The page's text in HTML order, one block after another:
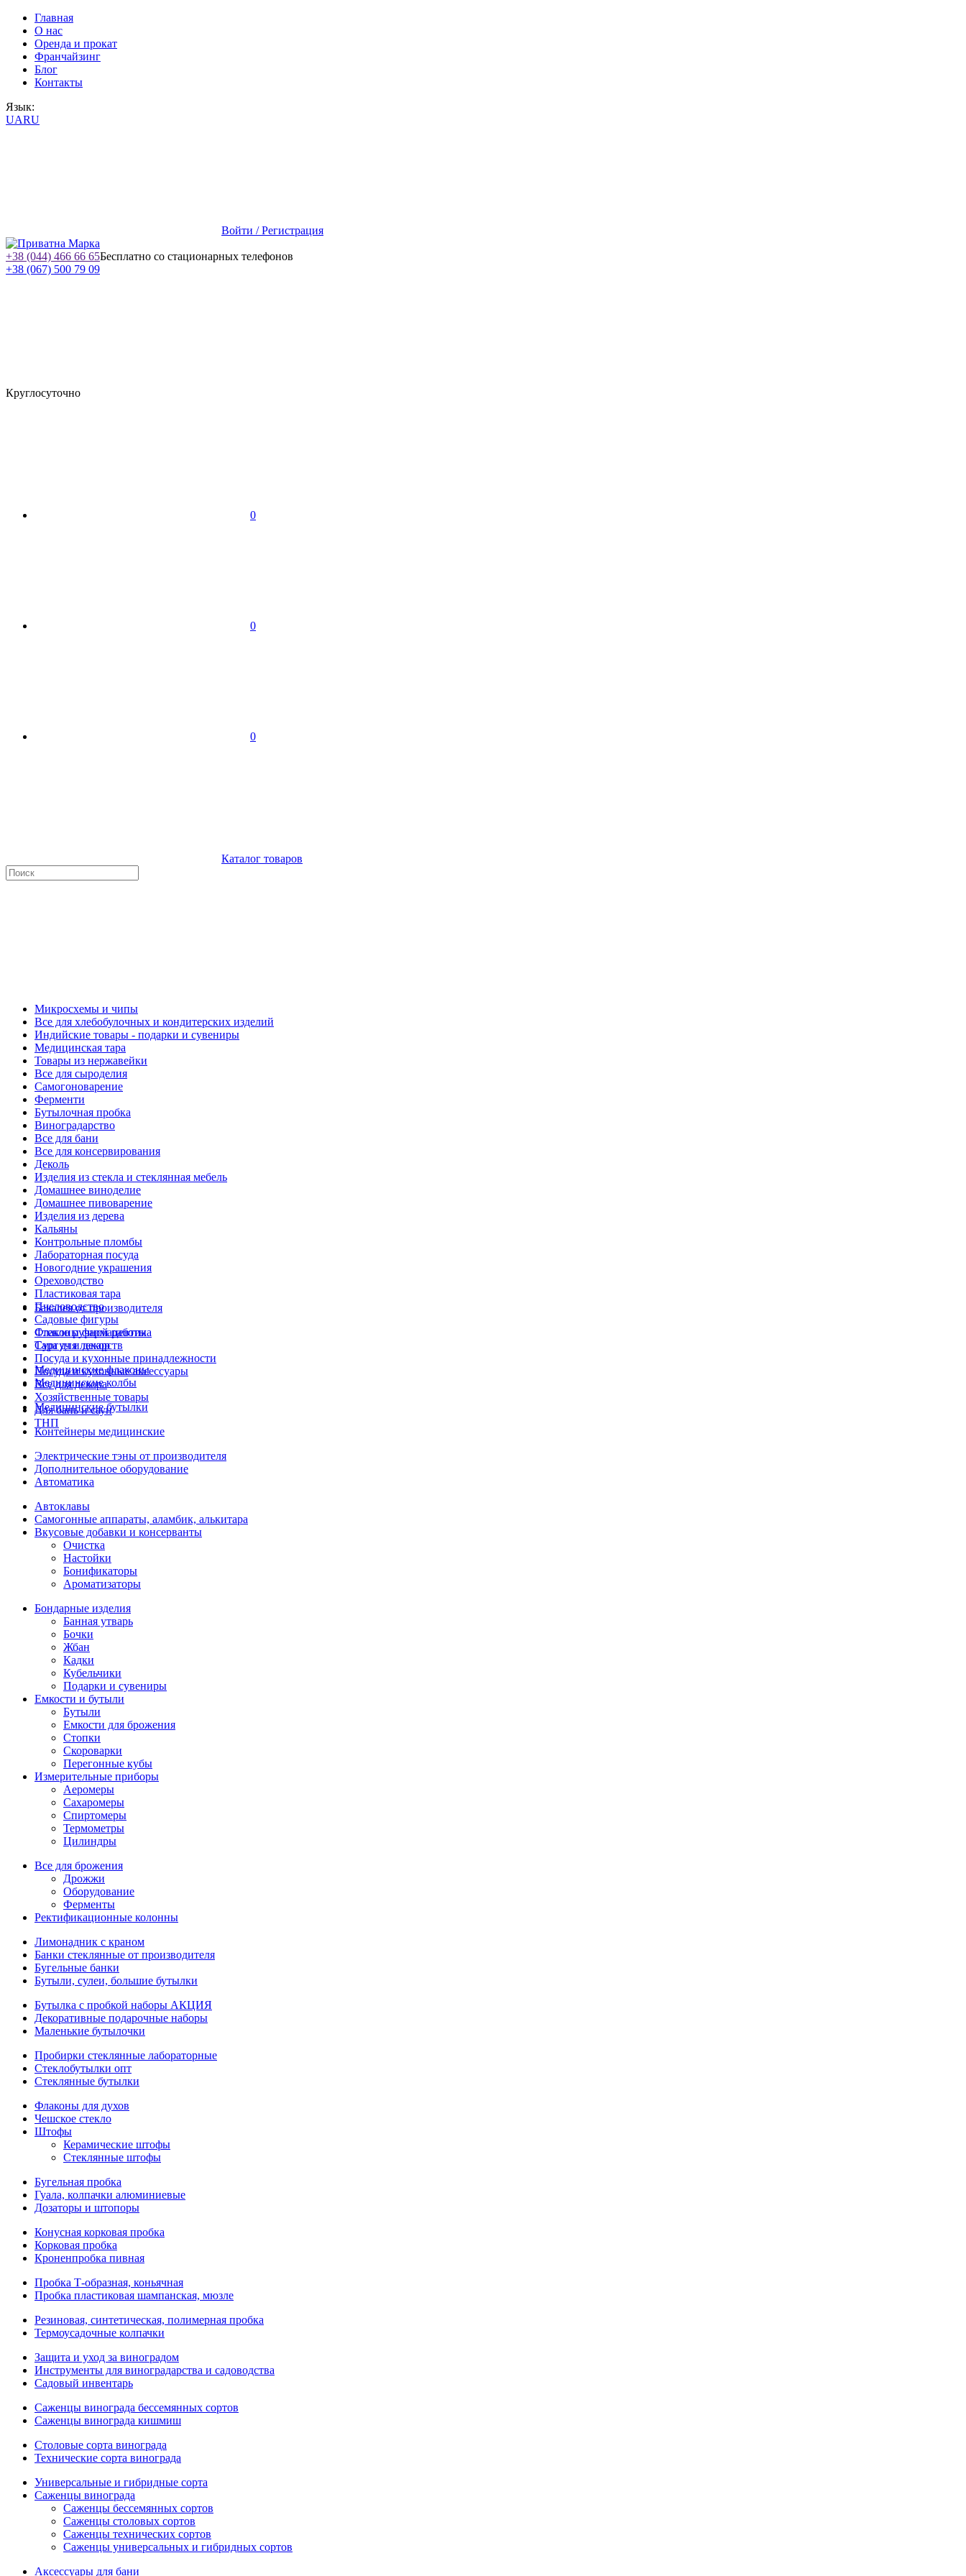
Главная
О нас
Оренда и прокат
Франчайзинг
Блог
Контакты
Язык:
UARU
Войти / Регистрация
+38 (044) 466 66 65Бесплатно со стационарных телефонов
+38 (067) 500 79 09
Круглосуточно
0
0
0
Каталог товаров
Микросхемы и чипы
Все для хлебобулочных и кондитерских изделий
Индийские товары - подарки и сувениры
Медицинская тара
Товары из нержавейки
Все для сыроделия
Самогоноварение
Ферменти
Бутылочная пробка
Виноградарство
Все для бани
Все для консервирования
Деколь
Изделия из стекла и стеклянная мебель
Домашнее виноделие
Домашнее пивоварение
Изделия из дерева
Кальяны
Контрольные пломбы
Лабораторная посуда
Новогодние украшения
Ореховодство
Пластиковая тара
Пчеловодство
Садовые фигуры
Стекло ручной работы
Сургуч и декор
Посуда и кухонные принадлежности
Посуда и кухонные аксессуары
Все для декора
Хозяйственные товары
Для бань и саун
ТНП
Бакалея от производителя
Флаконы фармацевтика
Тара для лекарств
Медицинские флаконы
Медицинские колбы
Медицинские бутылки
Контейнеры медицинские
Электрические тэны от производителя
Дополнительное оборудование
Автоматика
Автоклавы
Самогонные аппараты, аламбик, алькитара
Вкусовые добавки и консерванты
Очистка
Настойки
Бонификаторы
Ароматизаторы
Бондарные изделия
Банная утварь
Бочки
Жбан
Кадки
Кубельчики
Подарки и сувениры
Емкости и бутыли
Бутыли
Емкости для брожения
Стопки
Скороварки
Перегонные кубы
Измерительные приборы
Аеромеры
Сахаромеры
Спиртомеры
Термометры
Цилиндры
Все для брожения
Дрожжи
Оборудование
Ферменты
Ректификационные колонны
Лимонадник с краном
Банки стеклянные от производителя
Бугельные банки
Бутыли, сулеи, большие бутылки
Бутылка с пробкой наборы АКЦИЯ
Декоративные подарочные наборы
Маленькие бутылочки
Пробирки стеклянные лабораторные
Стеклобутылки опт
Стеклянные бутылки
Флаконы для духов
Чешское стекло
Штофы
Керамические штофы
Стеклянные штофы
Бугельная пробка
Гуала, колпачки алюминиевые
Дозаторы и штопоры
Конусная корковая пробка
Корковая пробка
Кроненпробка пивная
Пробка Т-образная, коньячная
Пробка пластиковая шампанская, мюзле
Резиновая, синтетическая, полимерная пробка
Термоусадочные колпачки
Защита и уход за виноградом
Инструменты для виноградарства и садоводства
Садовый инвентарь
Саженцы винограда бессемянных сортов
Саженцы винограда кишмиш
Столовые сорта винограда
Технические сорта винограда
Универсальные и гибридные сорта
Саженцы винограда
Саженцы бессемянных сортов
Саженцы столовых сортов
Саженцы технических сортов
Саженцы универсальных и гибридных сортов
Аксессуары для бани